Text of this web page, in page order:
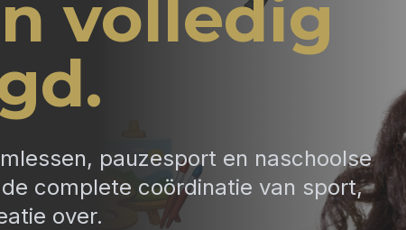
volledig
pauzesport en naschoolse
complete coördinatie van sport,
over.